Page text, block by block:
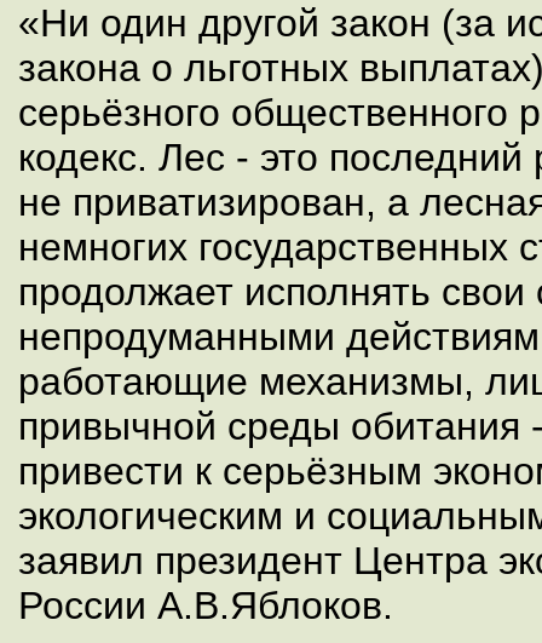
«Ни один другой закон (за
закона о льготных
серьёзного общественного
кодекс. Лес - это
не приватизирован, а
немногих государственных
продолжает исполнять
непродуманными
работающие механизмы,
привычной среды обитания
привести к серьёзным
экологическим и
заявил президент Центра
России А.В.Яблоков.